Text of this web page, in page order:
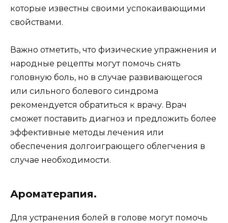
которые известны своими успокаивающими
свойствами.
Важно отметить, что физические упражнения и
народные рецепты могут помочь снять
головную боль, но в случае развивающегося
или сильного болевого синдрома
рекомендуется обратиться к врачу. Врач
сможет поставить диагноз и предложить более
эффективные методы лечения или
обеспечения долгоиграющего облегчения в
случае необходимости.
Ароматерапия.
Для устранения болей в голове могут помочь